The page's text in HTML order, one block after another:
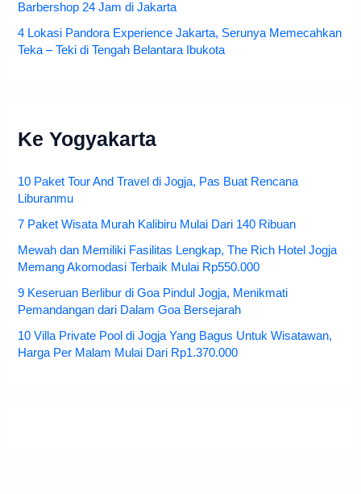
Barbershop 24 Jam di Jakarta
4 Lokasi Pandora Experience Jakarta, Serunya Memecahkan
Teka – Teki di Tengah Belantara Ibukota
Ke Yogyakarta
10 Paket Tour And Travel di Jogja, Pas Buat Rencana
Liburanmu
7 Paket Wisata Murah Kalibiru Mulai Dari 140 Ribuan
Mewah dan Memiliki Fasilitas Lengkap, The Rich Hotel Jogja
Memang Akomodasi Terbaik Mulai Rp550.000
9 Keseruan Berlibur di Goa Pindul Jogja, Menikmati
Pemandangan dari Dalam Goa Bersejarah
10 Villa Private Pool di Jogja Yang Bagus Untuk Wisatawan,
Harga Per Malam Mulai Dari Rp1.370.000